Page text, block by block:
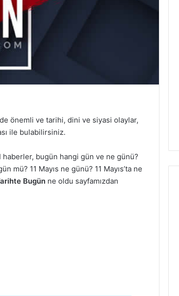
önemli ve tarihi, dini ve siyasi olaylar,
ile bulabilirsiniz.
bugün hangi gün ve ne günü?
mü? 11 Mayıs ne günü? 11 Mayıs’ta ne
Bugün ne oldu sayfamızdan